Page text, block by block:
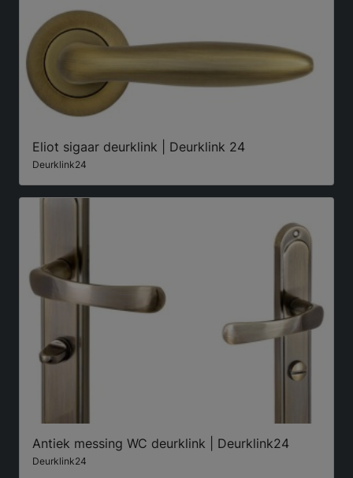
Eliot sigaar deurklink | Deurklink 24
Deurklink24
Antiek messing WC deurklink | Deurklink24
Deurklink24